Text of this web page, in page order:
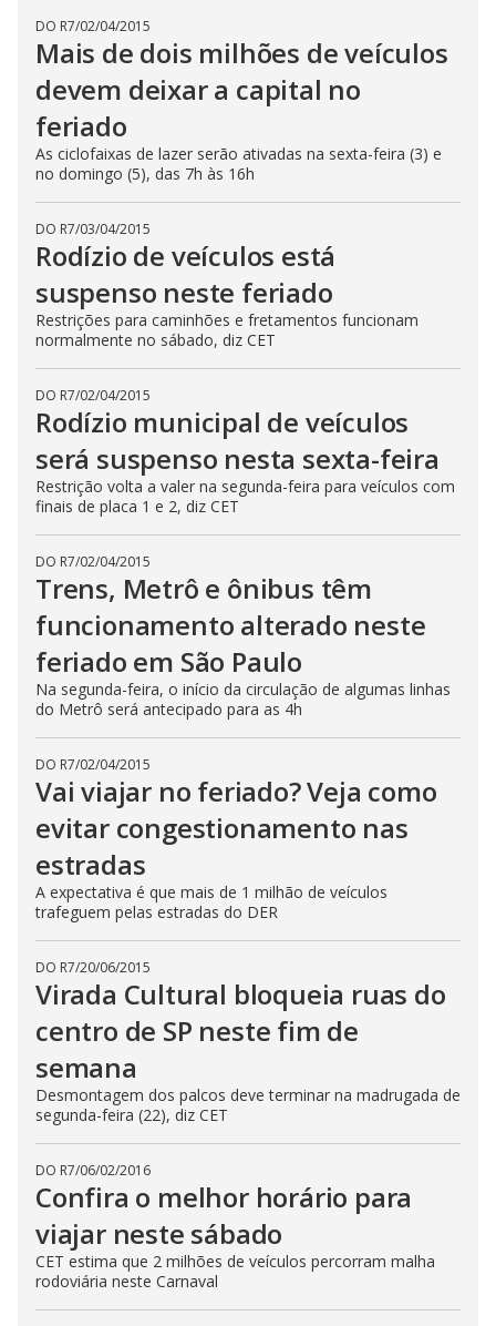
DO R7/02/04/2015
Mais de dois milhões de veículos
devem deixar a capital no
feriado
As ciclofaixas de lazer serão ativadas na sexta-feira (3) e
no domingo (5), das 7h às 16h
DO R7/03/04/2015
Rodízio de veículos está
suspenso neste feriado
Restrições para caminhões e fretamentos funcionam
normalmente no sábado, diz CET
DO R7/02/04/2015
Rodízio municipal de veículos
será suspenso nesta sexta-feira
Restrição volta a valer na segunda-feira para veículos com
finais de placa 1 e 2, diz CET
DO R7/02/04/2015
Trens, Metrô e ônibus têm
funcionamento alterado neste
feriado em São Paulo
Na segunda-feira, o início da circulação de algumas linhas
do Metrô será antecipado para as 4h
DO R7/02/04/2015
Vai viajar no feriado? Veja como
evitar congestionamento nas
estradas
A expectativa é que mais de 1 milhão de veículos
trafeguem pelas estradas do DER
DO R7/20/06/2015
Virada Cultural bloqueia ruas do
centro de SP neste fim de
semana
Desmontagem dos palcos deve terminar na madrugada de
segunda-feira (22), diz CET
DO R7/06/02/2016
Confira o melhor horário para
viajar neste sábado
CET estima que 2 milhões de veículos percorram malha
rodoviária neste Carnaval